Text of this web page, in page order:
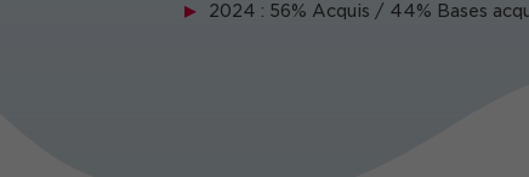
2024 : 56% Acquis / 44% Bases